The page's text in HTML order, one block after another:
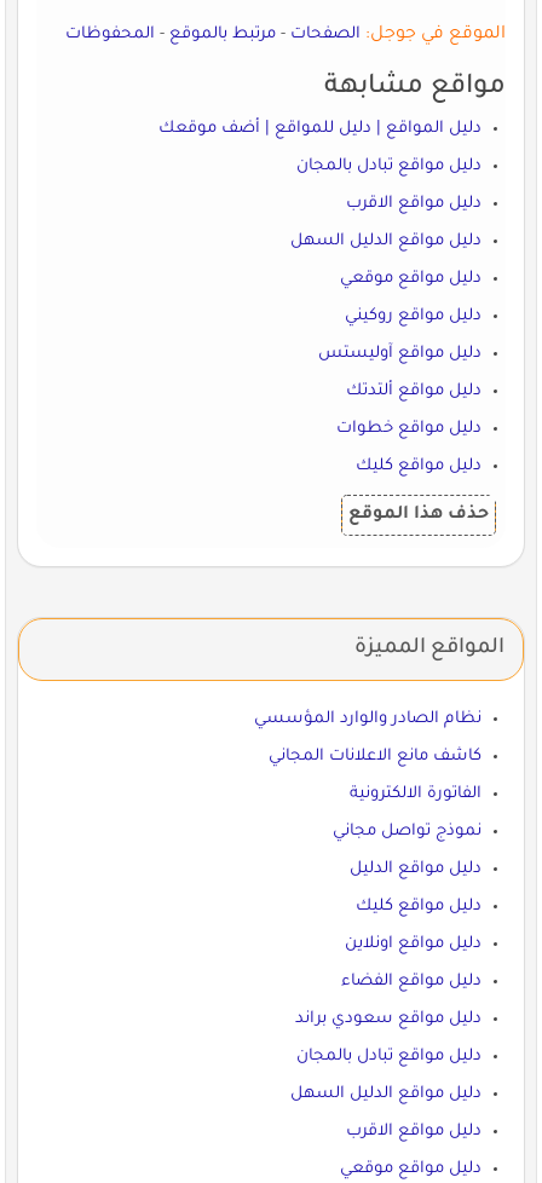
الموقع في جوجل: الصفحات-مرتبط بالموقع-المحفوظات
مواقع مشابهة
دليل المواقع | دليل للمواقع | أضف موقعك
دليل مواقع تبادل بالمجان
دليل مواقع الاقرب
دليل مواقع الدليل السهل
دليل مواقع موقعي
دليل مواقع روكيني
دليل مواقع آوليستس
دليل مواقع ألتدتك
دليل مواقع خطوات
دليل مواقع كليك
حذف هذا الموقع
المواقع المميزة
نظام الصادر والوارد المؤسسي
كاشف مانع الاعلانات المجاني
الفاتورة الالكترونية
نموذج تواصل مجاني
دليل مواقع الدليل
دليل مواقع كليك
دليل مواقع اونلاين
دليل مواقع الفضاء
دليل مواقع سعودي براند
دليل مواقع تبادل بالمجان
دليل مواقع الدليل السهل
دليل مواقع الاقرب
دليل مواقع موقعي